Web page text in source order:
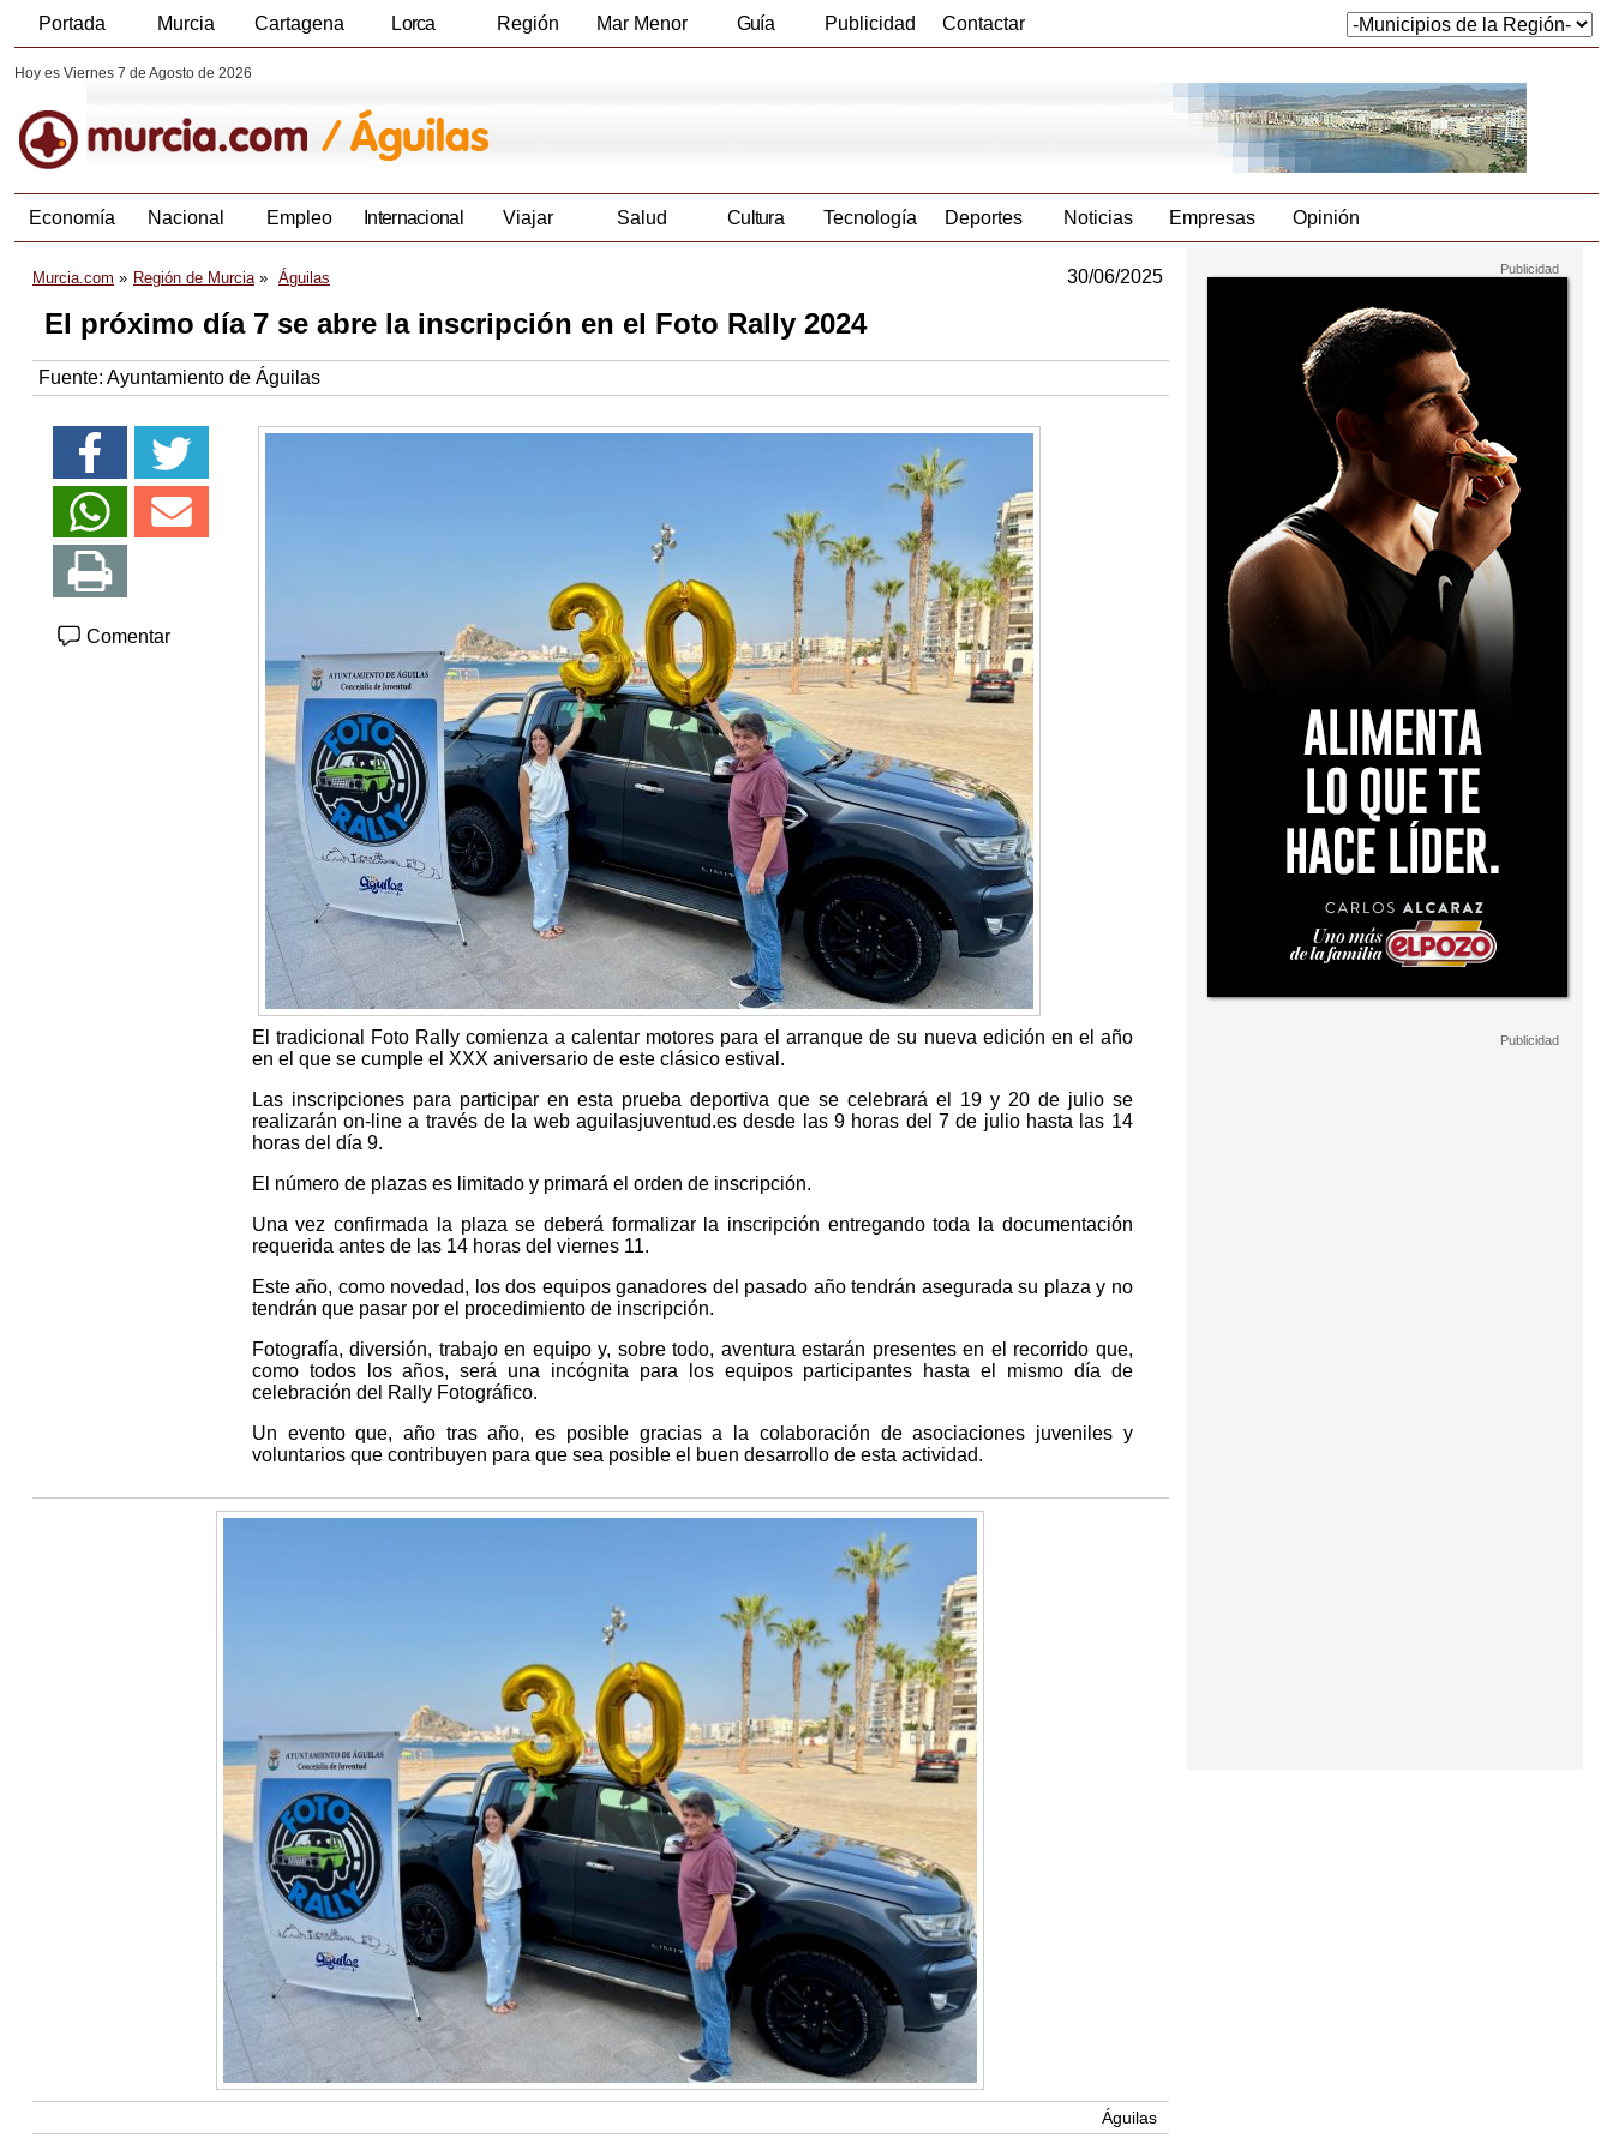
Portada Murcia Cartagena Lorca Región Mar Menor Guía Publicidad Contactar
Hoy es Viernes 7 de Agosto de 2026
Economía Nacional Empleo Internacional Viajar Salud Cultura Tecnología Deportes Noticias Empresas Opinión
Murcia.com Región de Murcia Águilas 30/06/2025
El próximo día 7 se abre la inscripción en el Foto Rally 2024
Fuente: Ayuntamiento de Águilas
Comentar
El tradicional Foto Rally comienza a calentar motores para el arranque de su nueva edición en el año
en el que se cumple el XXX aniversario de este clásico estival.
Las inscripciones para participar en esta prueba deportiva que se celebrará el 19 y 20 de julio se
realizarán on-line a través de la web aguilasjuventud.es desde las 9 horas del 7 de julio hasta las 14
horas del día 9.
El número de plazas es limitado y primará el orden de inscripción.
Una vez confirmada la plaza se deberá formalizar la inscripción entregando toda la documentación
requerida antes de las 14 horas del viernes 11.
Este año, como novedad, los dos equipos ganadores del pasado año tendrán asegurada su plaza y no
tendrán que pasar por el procedimiento de inscripción.
Fotografía, diversión, trabajo en equipo y, sobre todo, aventura estarán presentes en el recorrido que,
como todos los años, será una incógnita para los equipos participantes hasta el mismo día de
celebración del Rally Fotográfico.
Un evento que, año tras año, es posible gracias a la colaboración de asociaciones juveniles y
voluntarios que contribuyen para que sea posible el buen desarrollo de esta actividad.
Águilas